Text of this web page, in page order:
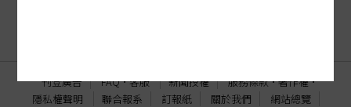
刊登廣告 FAQ·客服 新聞授權 服務條款·著作權·
隱私權聲明
聯合報系 訂報紙 關於我們 網站總覽